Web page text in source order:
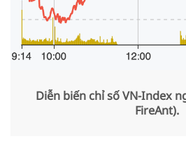
Diễn biến chỉ số VN-Index
FireAnt).